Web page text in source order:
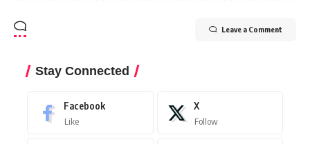
Leave a Comment
Stay Connected
Facebook
Like
X
Follow